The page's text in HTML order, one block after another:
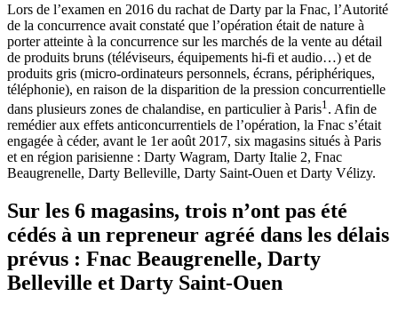
Lors de l’examen en 2016 du rachat de Darty par la Fnac, l’Autorité
de la concurrence avait constaté que l’opération était de nature à
porter atteinte à la concurrence sur les marchés de la vente au détail
de produits bruns (téléviseurs, équipements hi-fi et audio…) et de
produits gris (micro-ordinateurs personnels, écrans, périphériques,
téléphonie), en raison de la disparition de la pression concurrentielle
dans plusieurs zones de chalandise, en particulier à Paris1 . Afin de
remédier aux effets anticoncurrentiels de l’opération, la Fnac s’était
engagée à céder, avant le 1er août 2017, six magasins situés à Paris
et en région parisienne : Darty Wagram, Darty Italie 2, Fnac
Beaugrenelle, Darty Belleville, Darty Saint-Ouen et Darty Vélizy.
Sur les 6 magasins, trois n’ont pas été
cédés à un repreneur agréé dans les délais
prévus : Fnac Beaugrenelle, Darty
Belleville et Darty Saint-Ouen